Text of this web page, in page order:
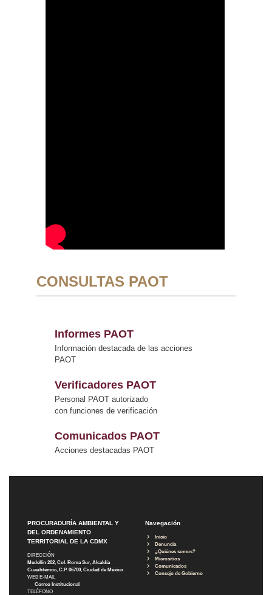
CONSULTAS PAOT
Informes PAOT
Información destacada de las acciones
PAOT
Verificadores PAOT
Personal PAOT autorizado
con funciones de verificación
Comunicados PAOT
Acciones destacadas PAOT
PROCURADURÍA AMBIENTAL Y
DEL ORDENAMIENTO
TERRITORIAL DE LA CDMX
DIRECCIÓN
Medellín 202, Col. Roma Sur, Alcaldía
Cuauhtémoc, C.P. 06700, Ciudad de México
WEB E-MAIL
Correo Institucional
TELÉFONO
Navegación
Inicio
Denuncia
¿Quiénes somos?
Micrositios
Comunicados
Consejo de Gobierno